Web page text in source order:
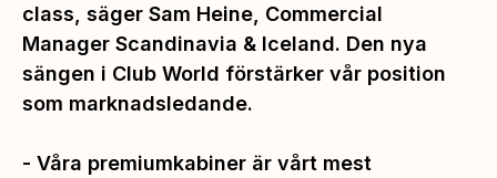
class, säger Sam Heine, Commercial
Manager Scandinavia & Iceland. Den nya
sängen i Club World förstärker vår position
som marknadsledande.
- Våra premiumkabiner är vårt mest